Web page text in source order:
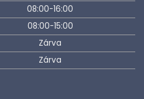
08:00-16:00
08:00-15:00
Zárva
Zárva